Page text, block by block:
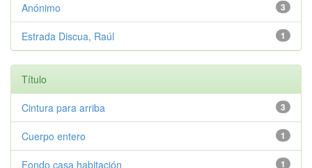
3
Anónimo
1
Estrada Discua, Raúl
Título
3
Cintura para arriba
1
Cuerpo entero
1
Fondo casa habitación